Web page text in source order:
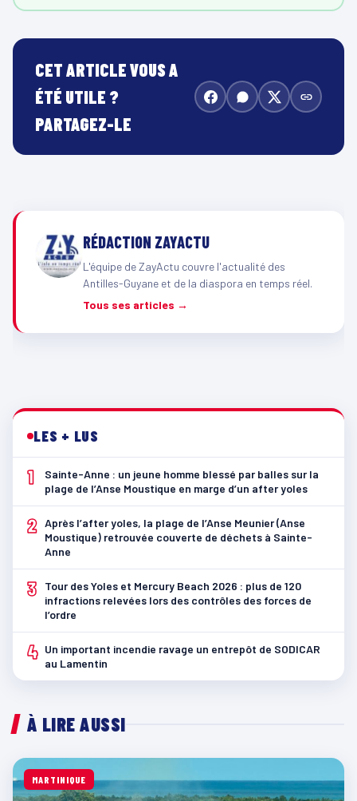
CET ARTICLE VOUS A
ÉTÉ UTILE ?
PARTAGEZ-LE
RÉDACTION ZAYACTU
L'équipe de ZayActu couvre l'actualité des
Antilles-Guyane et de la diaspora en temps réel.
Tous ses articles →
LES + LUS
1
Sainte-Anne : un jeune homme blessé par balles sur la
plage de l’Anse Moustique en marge d’un after yoles
2 Après l’after yoles, la plage de l’Anse Meunier (Anse
Moustique) retrouvée couverte de déchets à Sainte-
Anne
3
Tour des Yoles et Mercury Beach 2026 : plus de 120
infractions relevées lors des contrôles des forces de
l’ordre
4 Un important incendie ravage un entrepôt de SODICAR
au Lamentin
À LIRE AUSSI
MARTINIQUE